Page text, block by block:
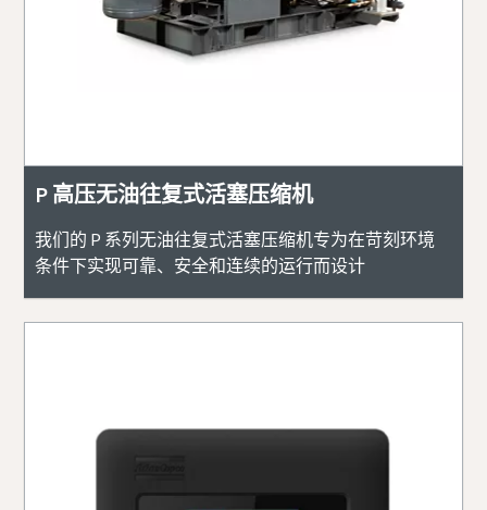
P 高压无油往复式活塞压缩机
我们的 P 系列无油往复式活塞压缩机专为在苛刻环境
条件下实现可靠、安全和连续的运行而设计